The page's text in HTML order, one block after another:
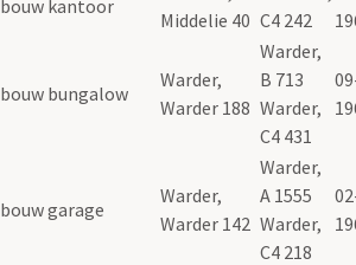
bouw kantoor
Middelie 40 C4 242
bouw bungalow
Warder,
Warder 188
Warder,
B 713
Warder,
C4 431
bouw garage
Warder,
Warder 142
Warder,
A 1555
Warder,
C4 218